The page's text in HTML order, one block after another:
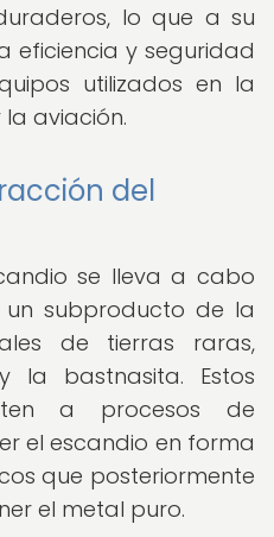
lo que a su
eficiencia y seguridad
utilizados en la
aviación.
del
se lleva a cabo
subproducto de la
de tierras raras,
bastnasita. Estos
a procesos de
el escandio en forma
que posteriormente
el metal puro.